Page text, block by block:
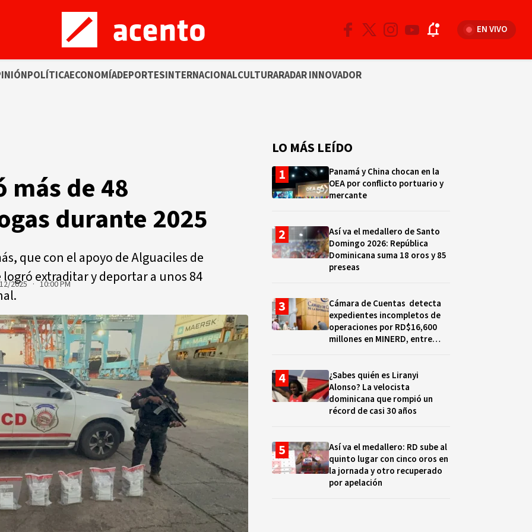
EN VIVO
POLÍTICAECONOMÍADEPORTESINTERNACIONALCULTURARADAR INNOVADOR
más de 48
durante 2025
que con el apoyo de Alguaciles de
logró extraditar y deportar a unos 84
2025 · 10:00 PM
LO MÁS LEÍDO
Panamá y China chocan en la
OEA por conflicto portuario y
mercante
Así va el medallero de Santo
Domingo 2026: República
Dominicana suma 18 oros y 85
preseas
Cámara de Cuentas detecta
expedientes incompletos de
operaciones por RD$16,600
millones en MINERD, entre
¿Sabes quién es Liranyi
Alonso? La velocista
dominicana que rompió un
récord de casi 30 años
Así va el medallero: RD sube al
quinto lugar con cinco oros en
la jornada y otro recuperado
por apelación